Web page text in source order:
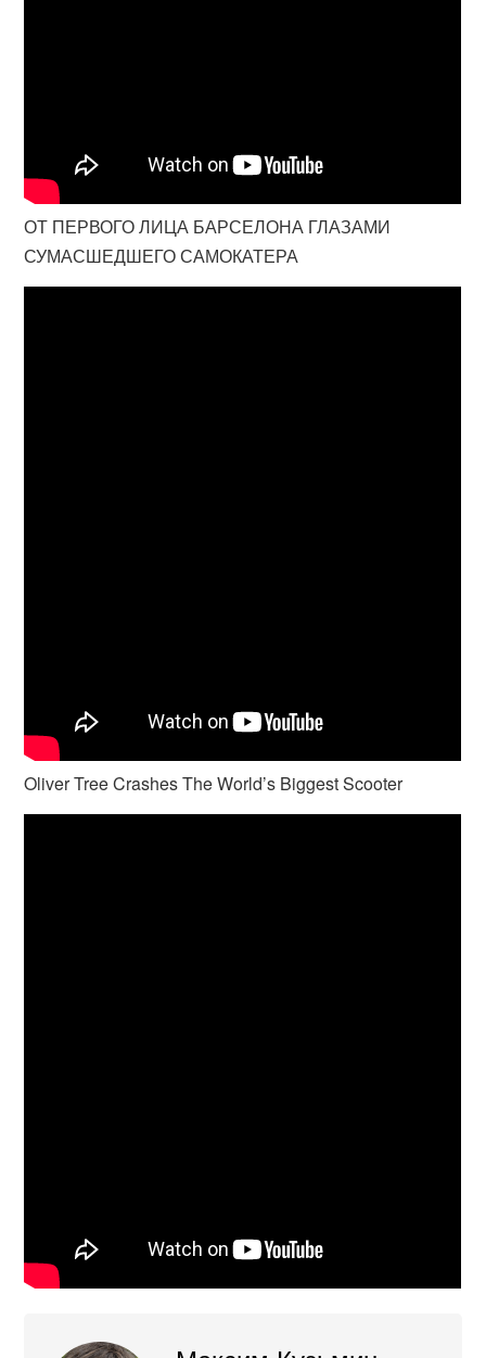
ОТ ПЕРВОГО ЛИЦА БАРСЕЛОНА ГЛАЗАМИ
СУМАСШЕДШЕГО САМОКАТЕРА
Oliver Tree Crashes The World’s Biggest Scooter